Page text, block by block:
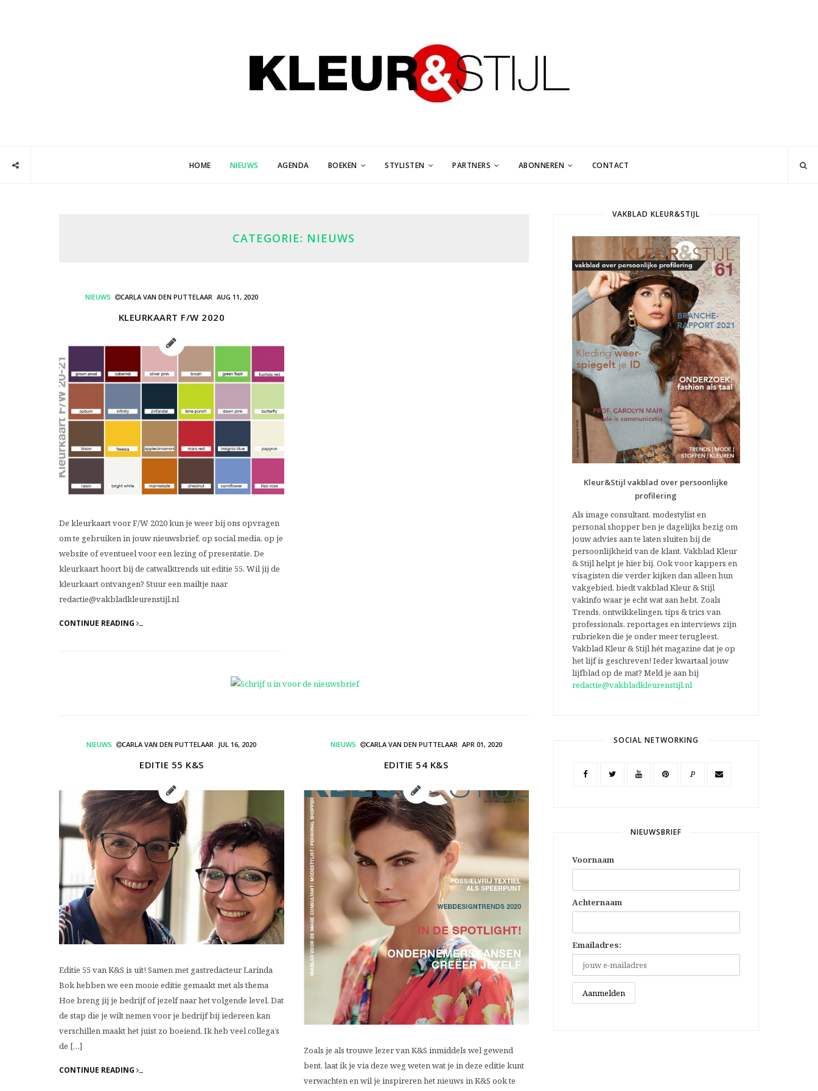
HOME NIEUWS AGENDA BOEKEN STYLISTEN PARTNERS ABONNEREN CONTACT
CATEGORIE: NIEUWS
NIEUWS CARLA VAN DEN PUTTELAAR AUG 11, 2020
KLEURKAART F/W 2020
De kleurkaart voor F/W 2020 kun je weer bij ons opvragen
om te gebruiken in jouw nieuwsbrief, op social media, op je
website of eventueel voor een lezing of presentatie. De
kleurkaart hoort bij de catwalktrends uit editie 55. Wil jij de
kleurkaart ontvangen? Stuur een mailtje naar
redactie@vakbladkleurenstijl.nl
CONTINUE READING
NIEUWS CARLA VAN DEN PUTTELAAR JUL 16, 2020
EDITIE 55 K&S
Editie 55 van K&S is uit! Samen met gastredacteur Larinda
Bok hebben we een mooie editie gemaakt met als thema
Hoe breng jij je bedrijf of jezelf naar het volgende level. Dat
de stap die je wilt nemen voor je bedrijf bij iedereen kan
verschillen maakt het juist zo boeiend. Ik heb veel collega’s
de […]
CONTINUE READING
NIEUWS CARLA VAN DEN PUTTELAAR APR 01, 2020
EDITIE 54 K&S
Zoals je als trouwe lezer van K&S inmiddels wel gewend
bent, laat ik je via deze weg weten wat je in deze editie kunt
verwachten en wil je inspireren het nieuws in K&S ook te
VAKBLAD KLEUR&STIJL
Kleur&Stijl vakblad over persoonlijke
profilering
Als image consultant, modestylist en
personal shopper ben je dagelijks bezig om
jouw advies aan te laten sluiten bij de
persoonlijkheid van de klant. Vakblad Kleur
& Stijl helpt je hier bij. Ook voor kappers en
visagisten die verder kijken dan alleen hun
vakgebied, biedt vakblad Kleur & Stijl
vakinfo waar je echt wat aan hebt. Zoals
Trends, ontwikkelingen, tips & trics van
professionals, reportages en interviews zijn
rubrieken die je onder meer terugleest.
Vakblad Kleur & Stijl hét magazine dat je op
het lijf is geschreven! Ieder kwartaal jouw
lijfblad op de mat? Meld je aan bij
redactie@vakbladkleurenstijl.nl
SOCIAL NETWORKING
P
NIEUWSBRIEF
Voornaam
Achternaam
Emailadres: